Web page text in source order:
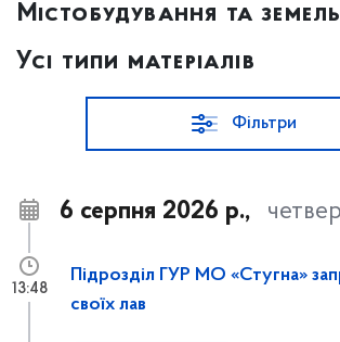
Містобудування та
Усі типи матеріалів
Фільтри
6 серпня 2026 р., четвер
Підрозділ ГУР МО «Стугна»
своїх лав
13:48